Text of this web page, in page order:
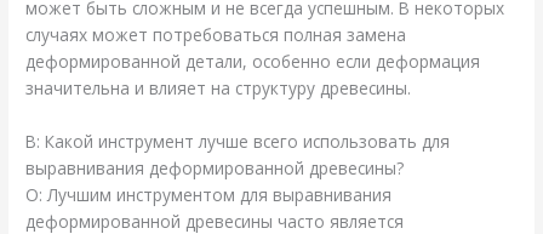
может быть сложным и не всегда успешным. В некоторых
случаях может потребоваться полная замена
деформированной детали, особенно если деформация
значительна и влияет на структуру древесины.
В: Какой инструмент лучше всего использовать для
выравнивания деформированной древесины?
О: Лучшим инструментом для выравнивания
деформированной древесины часто является